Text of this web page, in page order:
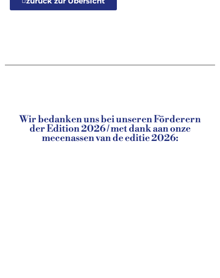
Wir bedanken uns bei unseren Förderern
der Edition 2026 / met dank aan onze
mecenassen van de editie 2026: